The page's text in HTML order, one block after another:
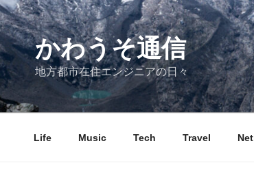
かわうそ通信
地方都市在住エンジニアの日々
Life Music Tech Travel Net